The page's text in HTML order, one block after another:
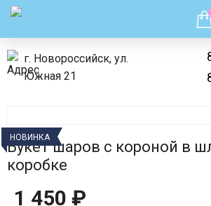
г. Новороссийск, ул.
Южная 21
НОВИНКА
Букет шаров с короной в
коробке
1 450 ₽